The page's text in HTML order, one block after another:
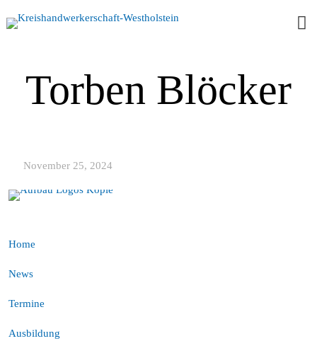
Torben Blöcker
November 25, 2024
Home
News
Termine
Ausbildung